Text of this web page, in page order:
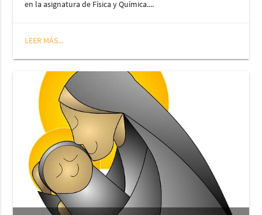
en la asignatura de Física y Química....
LEER MÁS...